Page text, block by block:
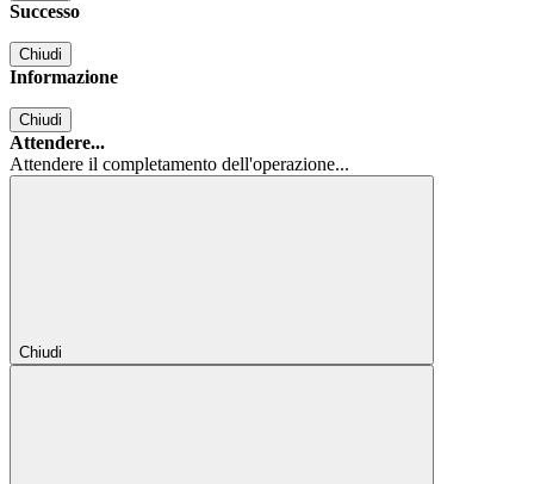
Successo
Chiudi
Informazione
Chiudi
Attendere...
Attendere il completamento dell'operazione...
Chiudi